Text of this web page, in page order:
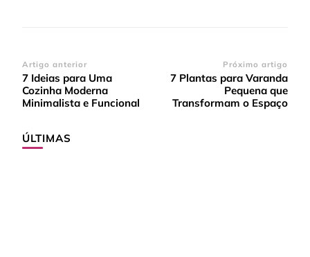
Navegação
de
post
Artigo anterior
7 Ideias para Uma
Cozinha Moderna
Minimalista e Funcional
Próximo artigo
7 Plantas para Varanda
Pequena que
Transformam o Espaço
ÚLTIMAS